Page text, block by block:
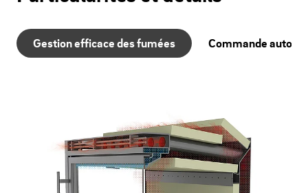
Gestion efficace des fumées Commande